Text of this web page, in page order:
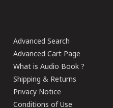
Advanced Search
Advanced Cart Page
What is Audio Book ?
Shipping & Returns
Privacy Notice
Conditions of Use